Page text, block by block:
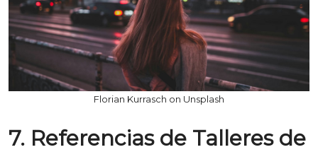
Florian Kurrasch on Unsplash
7. Referencias de Talleres de